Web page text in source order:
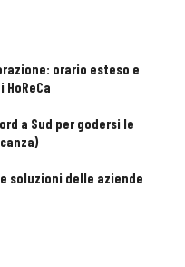
orario esteso e
a Sud per godersi le
soluzioni delle aziende